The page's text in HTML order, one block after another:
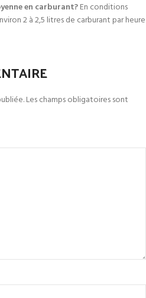
en carburant?En conditions
2 à 2,5 litres de carburant par heure
Les champs obligatoires sont